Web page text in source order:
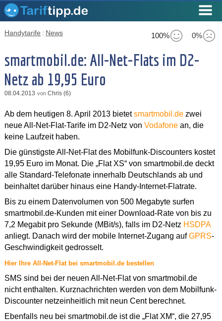
100% 0%
Handytarife : News
smartmobil.de: All-Net-Flats im D2-
Netz ab 19,95 Euro
08.04.2013 von Chris (6)
Ab dem heutigen 8. April 2013 bietetsmartmobil.dezwei
neue All-Net-Flat-Tarife im D2-Netz von Vodafonean, die
keine Laufzeit haben.
Die günstigste All-Net-Flat des Mobilfunk-Discounters kostet
19,95 Euro im Monat. Die „Flat XS“ von smartmobil.de deckt
alle Standard-Telefonate innerhalb Deutschlands ab und
beinhaltet darüber hinaus eine Handy-Internet-Flatrate.
Bis zu einem Datenvolumen von 500 Megabyte surfen
smartmobil.de-Kunden mit einer Download-Rate von bis zu
7,2 Megabit pro Sekunde (MBit/s), falls im D2-Netz HSDPA
anliegt. Danach wird der mobile Internet-Zugang aufGPRS-
Geschwindigkeit gedrosselt.
Hier Ihre All-Net-Flat bei smartmobil.de bestellen
SMS sind bei der neuen All-Net-Flat von smartmobil.de
nicht enthalten. Kurznachrichten werden von dem Mobilfunk-
Discounter netzeinheitlich mit neun Cent berechnet.
Ebenfalls neu bei smartmobil.de ist die „Flat XM“, die 27,95